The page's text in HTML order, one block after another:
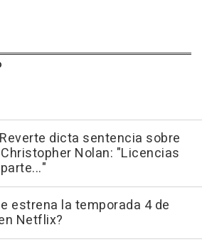
dicta sentencia sobre
Nolan: "Licencias
estrena la temporada 4 de
Netflix?